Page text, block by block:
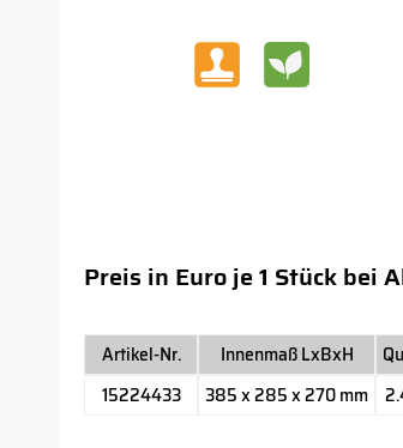
Preis in Euro je 1 Stück bei
Artikel-Nr.
Innenmaß LxBxH
15224433
385 x 285 x 270 mm